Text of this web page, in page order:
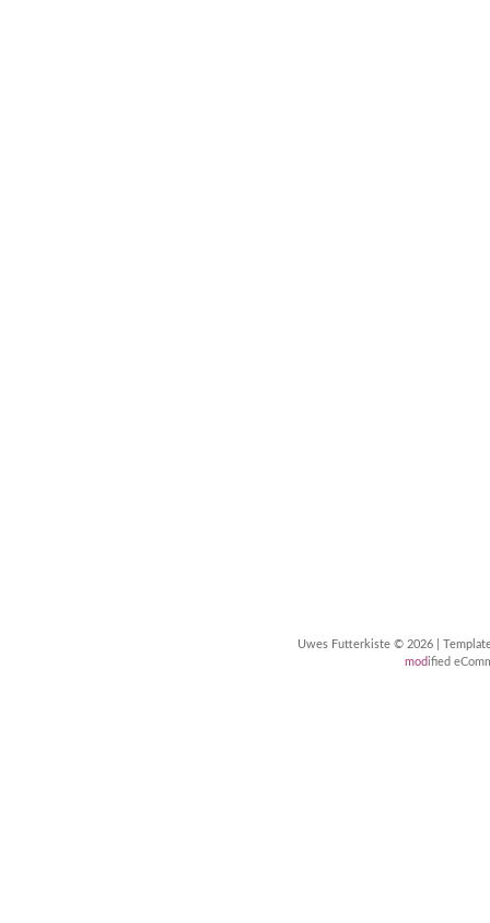
Uwes Futterkiste © 2026 |
modified